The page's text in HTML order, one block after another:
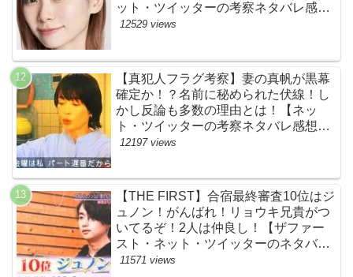
ット・ツイッターの考察ネタバレ感想
評価評判あらすじ原作犯人キャスト黒
12529 views
【真犯人フラグ考察】妻の真帆が黒幕
確定か！？名前に秘められた伏線！し
かし反論も多数の理由とは！【ネッ
ト・ツイッターの考察ネタバレ感想評
価評判あらすじ原作犯人キャスト黒幕
12197 views
【THE FIRST】合宿最終審査10位はジ
ュノン！がんばれ！リョウキ兄貴がつ
いてるぞ！2人は仲良し！【ザファー
スト・ネット・ツイッターのネタバレ
考察まとめ感想評価評判・スッキリ・
11571 views